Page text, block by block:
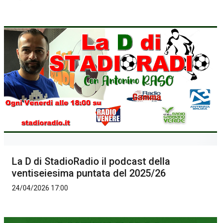
La D di StadioRadio il podcast della
ventiseiesima puntata del 2025/26
24/04/2026 17:00